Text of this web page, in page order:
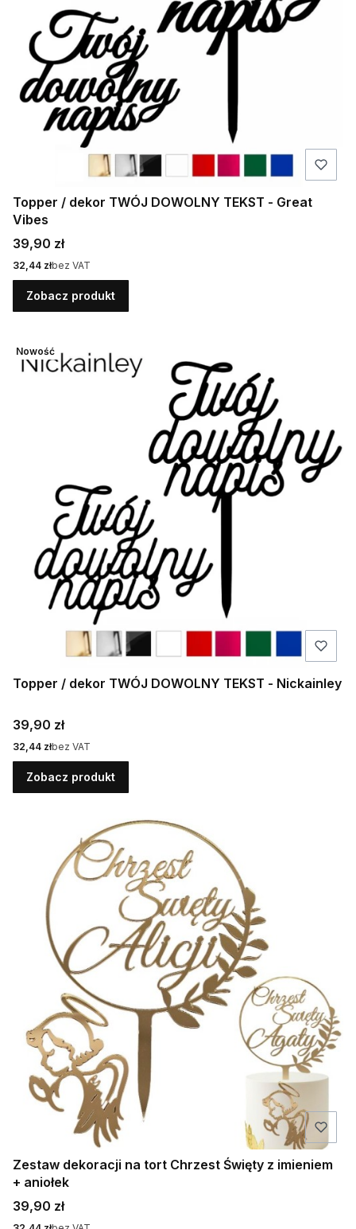
Topper / dekor TWÓJ DOWOLNY TEKST - Great
Vibes
Cena
39,90 zł
Cena
32,44 złbez VAT
Zobacz produkt
Nowość
Topper / dekor TWÓJ DOWOLNY TEKST - Nickainley
Cena
39,90 zł
Cena
32,44 złbez VAT
Zobacz produkt
Zestaw dekoracji na tort Chrzest Święty z imieniem
+ aniołek
Cena
39,90 zł